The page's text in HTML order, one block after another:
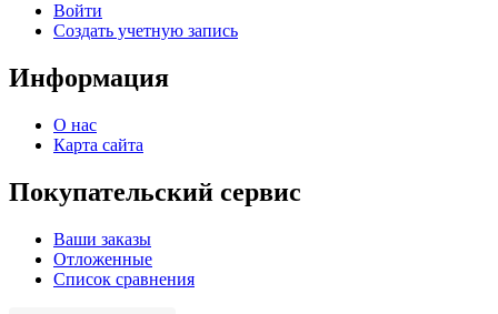
Войти
Создать учетную запись
Информация
О нас
Карта сайта
Покупательский сервис
Ваши заказы
Отложенные
Список сравнения